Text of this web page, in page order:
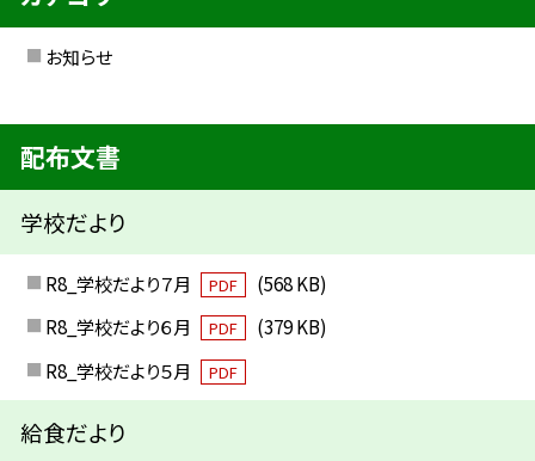
お知らせ
配布文書
学校だより
R8_学校だより７月 PDF
(568 KB)
R8_学校だより６月
PDF
(379 KB)
R8_学校だより５月
PDF
給食だより